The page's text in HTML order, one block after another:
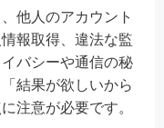
他人のアカウント
報取得、違法な監
バシーや通信の秘
結果が欲しいから
注意が必要です。